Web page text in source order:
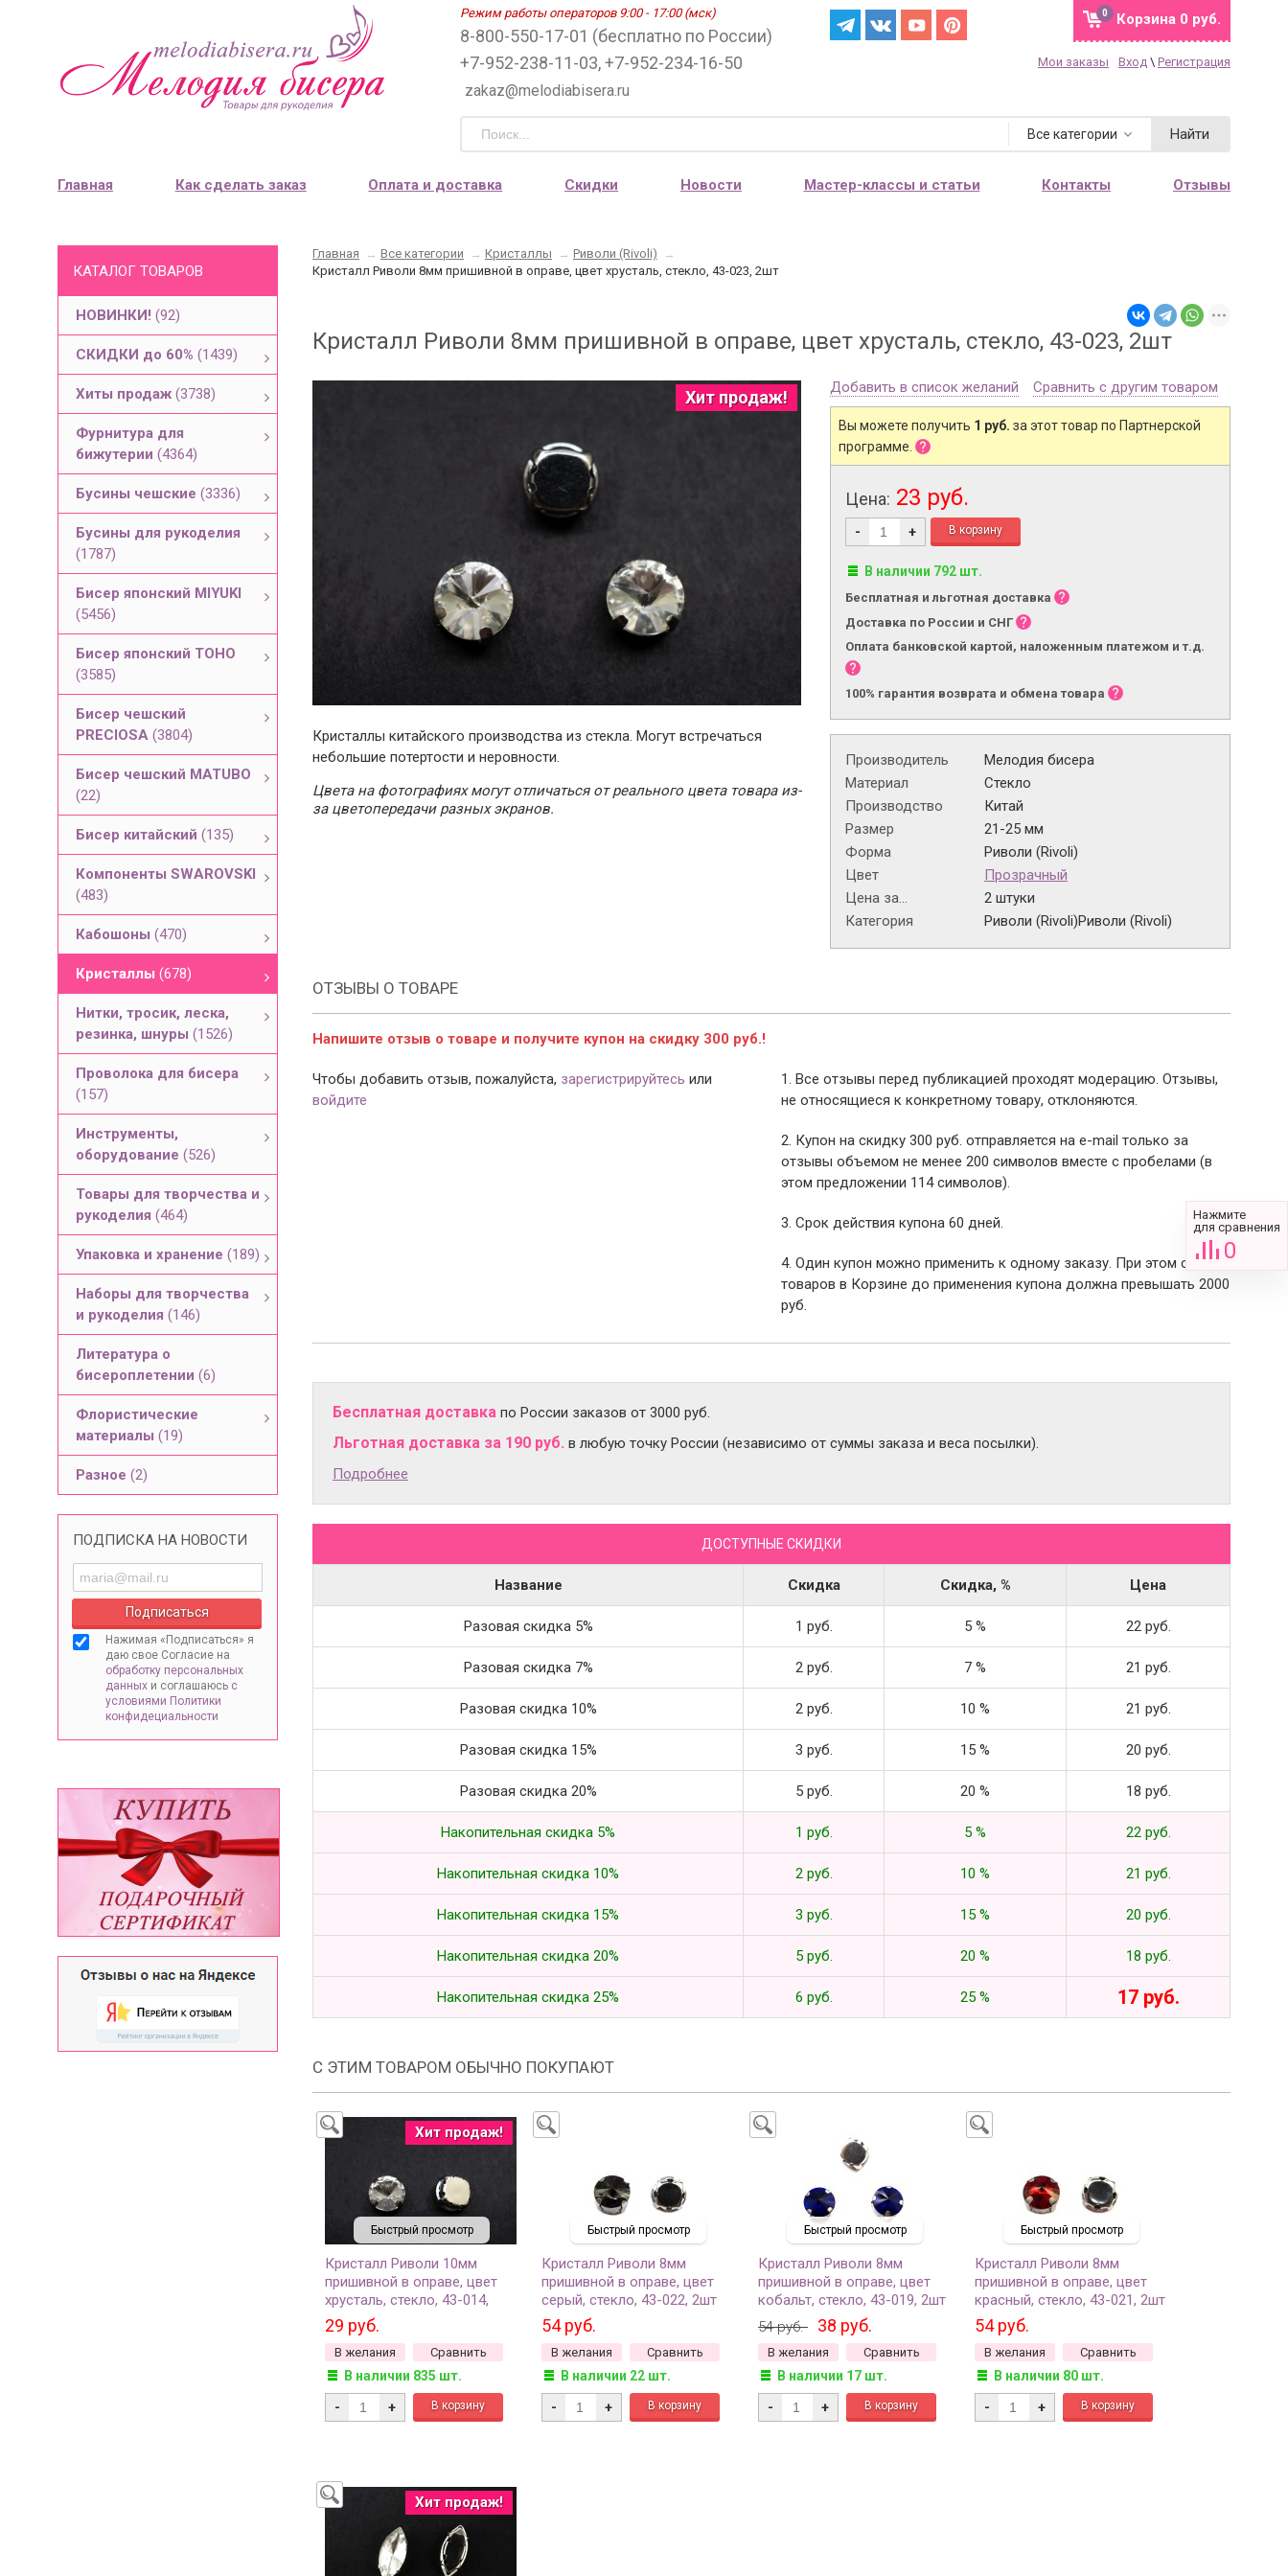
Режим работы операторов 9:00 - 17:00 (мск)
8-800-550-17-01 (бесплатно по России)
+7-952-238-11-03, +7-952-234-16-50
zakaz@melodiabisera.ru
Корзина 0 руб.
0
Мои заказы Вход \ Регистрация
Все категории Найти
Главная Как сделать заказ Оплата и доставка Скидки Новости Мастер-классы и статьи Контакты Отзывы
КАТАЛОГ ТОВАРОВ
НОВИНКИ! (92)
СКИДКИ до 60% (1439)
Хиты продаж (3738)
Фурнитура для
бижутерии (4364)
Бусины чешские (3336)
Бусины для рукоделия
(1787)
Бисер японский MIYUKI
(5456)
Бисер японский TOHO
(3585)
Бисер чешский
PRECIOSA (3804)
Бисер чешский MATUBO
(22)
Бисер китайский (135)
Компоненты SWAROVSKI
(483)
Кабошоны (470)
Кристаллы (678)
Нитки, тросик, леска,
резинка, шнуры (1526)
Проволока для бисера
(157)
Инструменты,
оборудование (526)
Товары для творчества и
рукоделия (464)
Упаковка и хранение (189)
Наборы для творчества
и рукоделия (146)
Литература о
бисероплетении (6)
Флористические
материалы (19)
Разное (2)
ПОДПИСКА НА НОВОСТИ
Нажимая «Подписаться» я
даю свое Согласие на
обработку персональных
данных и соглашаюсь с
условиями Политики
конфидециальности
Главная → Все категории → Кристаллы → Риволи (Rivoli)
→
Кристалл Риволи 8мм пришивной в оправе, цвет хрусталь, стекло, 43-023, 2шт
Кристалл Риволи 8мм пришивной в оправе, цвет хрусталь, стекло, 43-023, 2шт
Хит продаж!
Кристаллы китайского производства из стекла. Могут встречаться
небольшие потертости и неровности.
Цвета на фотографиях могут отличаться от реального цвета товара из-
за цветопередачи разных экранов.
Добавить в список желаний Сравнить с другим товаром
Вы можете получить 1 руб. за этот товар по Партнерской
программе.
Цена: 23 руб.
- +
В наличии 792 шт.
Бесплатная и льготная доставка
Доставка по России и СНГ
Оплата банковской картой, наложенным платежом и т.д.
100% гарантия возврата и обмена товара
Производитель
Мелодия бисера
Материал
Стекло
Производство
Китай
Размер
21-25 мм
Форма
Риволи (Rivoli)
Цвет
Прозрачный
Цена за...
2 штуки
Категория
Риволи (Rivoli)Риволи (Rivoli)
ОТЗЫВЫ О ТОВАРЕ
Напишите отзыв о товаре и получите купон на скидку 300 руб.!
Чтобы добавить отзыв, пожалуйста, зарегистрируйтесь или
войдите
1. Все отзывы перед публикацией проходят модерацию. Отзывы,
не относящиеся к конкретному товару, отклоняются.
2. Купон на скидку 300 руб. отправляется на e-mail только за
отзывы объемом не менее 200 символов вместе с пробелами (в
этом предложении 114 символов).
3. Срок действия купона 60 дней.
4. Один купон можно применить к одному заказу. При этом сумма
товаров в Корзине до применения купона должна превышать 2000
руб.
Бесплатная доставка по России заказов от 3000 руб.
Льготная доставка за 190 руб. в любую точку России (независимо от суммы заказа и веса посылки).
Подробнее
ДОСТУПНЫЕ СКИДКИ
Название Скидка Скидка, % Цена
Разовая скидка 5% 1 руб. 5 % 22 руб.
Разовая скидка 7% 2 руб. 7 % 21 руб.
Разовая скидка 10% 2 руб. 10 % 21 руб.
Разовая скидка 15% 3 руб. 15 % 20 руб.
Разовая скидка 20% 5 руб. 20 % 18 руб.
Накопительная скидка 5% 1 руб. 5 % 22 руб.
Накопительная скидка 10% 2 руб. 10 % 21 руб.
Накопительная скидка 15% 3 руб. 15 % 20 руб.
Накопительная скидка 20% 5 руб. 20 % 18 руб.
Накопительная скидка 25% 6 руб. 25 % 17 руб.
С ЭТИМ ТОВАРОМ ОБЫЧНО ПОКУПАЮТ
Быстрый просмотр
Хит продаж!
Кристалл Риволи 10мм
пришивной в оправе, цвет
хрусталь, стекло, 43-014,
2шт
29 руб.
В желания Сравнить
В наличии 835 шт.
- +
Быстрый просмотр
Кристалл Риволи 8мм
пришивной в оправе, цвет
серый, стекло, 43-022, 2шт
54 руб.
В желания Сравнить
В наличии 22 шт.
- +
Быстрый просмотр
Кристалл Риволи 8мм
пришивной в оправе, цвет
кобальт, стекло, 43-019, 2шт
54 руб.
38 руб.
В желания Сравнить
В наличии 17 шт.
- +
Быстрый просмотр
Кристалл Риволи 8мм
пришивной в оправе, цвет
красный, стекло, 43-021, 2шт
54 руб.
В желания Сравнить
В наличии 80 шт.
- +
Хит продаж!
Нажмите
для сравнения
0